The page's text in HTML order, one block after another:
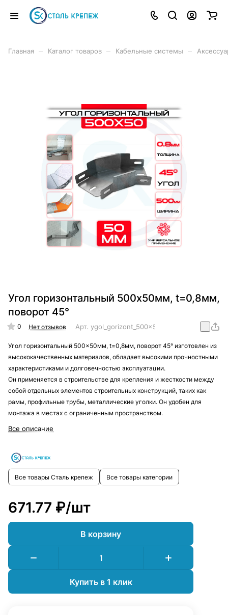
Главная Каталог товаров Кабельные системы
Угол горизонтальный 500x50мм, t=0,8мм,
поворот 45°
0 Нет отзывов Арт. ygol_gorizont_500x50mm_t=0,8mm_45
Угол горизонтальный 500x50мм, t=0,8мм, поворот 45° изготовлен из
высококачественных материалов, обладает высокими прочностными
характеристиками и долговечностью эксплуатации.
Он применяется в строительстве для крепления и жесткости между
собой отдельных элементов строительных конструкций, таких как
рамы, профильные трубы, металлические уголки. Он удобен для
монтажа в местах с ограниченным пространством.
Все описание
Все товары Сталь крепеж Все товары категории
671.77 ₽/шт
В корзину
Купить в 1 клик